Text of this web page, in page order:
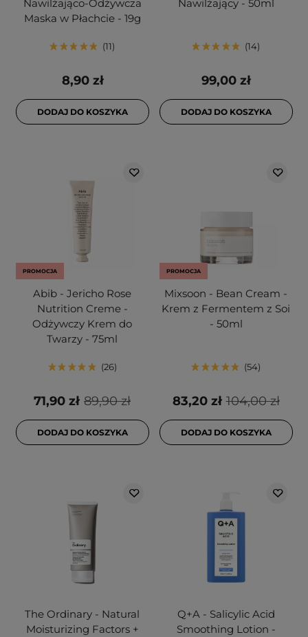
Nawilżająco-Odżywcza
Maska w Płachcie - 19g
11
8,90 zł
DODAJ DO KOSZYKA
Nawilżający - 50ml
14
99,00 zł
DODAJ DO KOSZYKA
PROMOCJA
Abib - Jericho Rose
Nutrition Creme -
Odżywczy Krem do
Twarzy - 75ml
26
89,90 zł
71,90 zł
DODAJ DO KOSZYKA
PROMOCJA
Mixsoon - Bean Cream -
Krem z Fermentem z Soi
- 50ml
54
104,00 zł
83,20 zł
DODAJ DO KOSZYKA
The Ordinary - Natural
Moisturizing Factors +
Q+A - Salicylic Acid
Smoothing Lotion -